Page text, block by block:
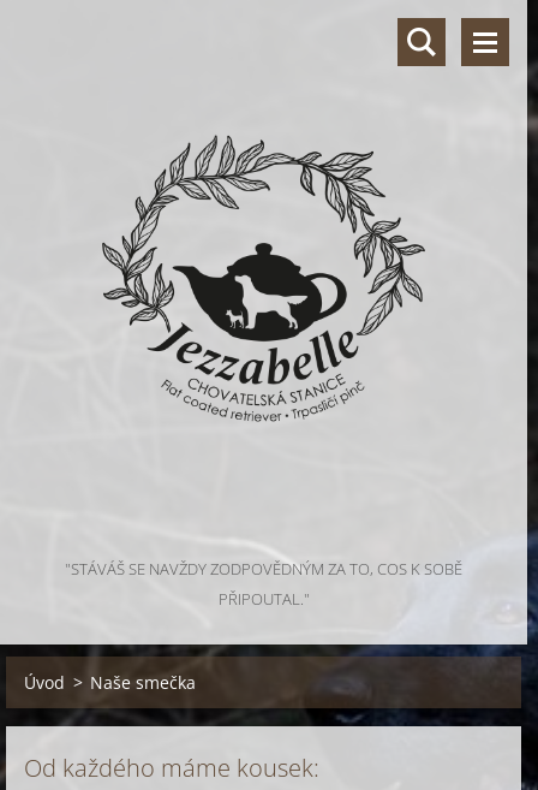
"STÁVÁŠ SE NAVŽDY ZODPOVĚDNÝM ZA TO, COS K SOBĚ
PŘIPOUTAL."
Úvod > Naše smečka
Od každého máme kousek: